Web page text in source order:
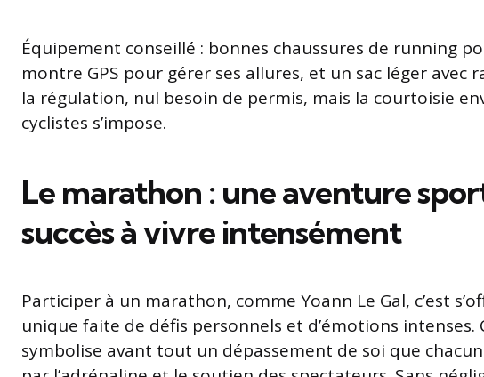
Équipement conseillé : bonnes chaussures de running
montre GPS pour gérer ses allures, et un sac léger avec
la régulation, nul besoin de permis, mais la courtoisie
cyclistes s’impose.
Le marathon : une aventure
succès à vivre intensément
Participer à un marathon, comme Yoann Le Gal, c’est
unique faite de défis personnels et d’émotions intenses.
symbolise avant tout un dépassement de soi que